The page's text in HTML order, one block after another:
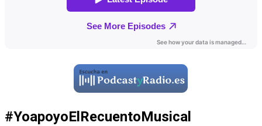
#YoapoyoElRecuentoMusical